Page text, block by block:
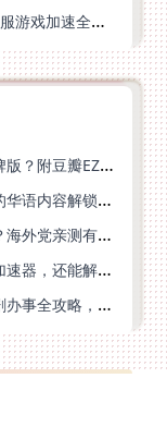
去国外能打王国保卫战4吗？海外玩家国服游戏加速全攻略（附公主连结幻想江湖实测）
海外党必看：怎么在国外玩秦时明月卡牌版？附豆瓣EZCast地区限制破解法
海外怎么听酷我畅听？留学生亲测有效的华语内容解锁指南
在国外看不了央视影音电视剧怎么办呢？海外党亲测有效的回国加速方案
海外华人看国内电视剧总卡？选对回国加速器，还能解决菲律宾打不开反诈中心的问题
探花在比利时用不了怎么办？海外党追剧办事全攻略，选对加速器就够了